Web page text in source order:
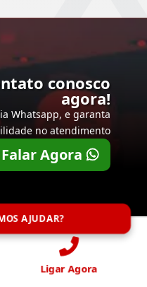
conosco
agora!
Whatsapp, e garanta
no atendimento
Falar Agora
AJUDAR?
Ligar Agora